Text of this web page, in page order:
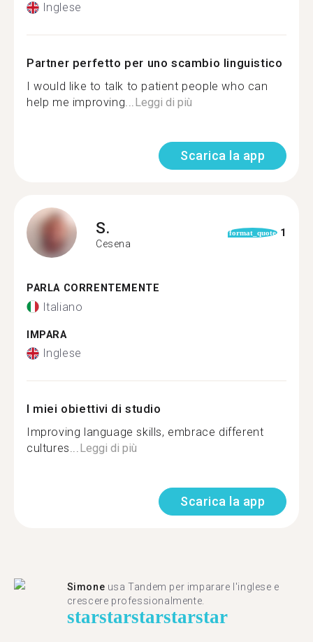
Inglese
Partner perfetto per uno scambio linguistico
I would like to talk to patient people who can
help me improving...Leggi di più
Scarica la app
S.
Cesena
format_quote 1
PARLA CORRENTEMENTE
Italiano
IMPARA
Inglese
I miei obiettivi di studio
Improving language skills, embrace different
cultures...Leggi di più
Scarica la app
Simone usa Tandem per imparare l'inglese e
crescere professionalmente.
starstarstarstarstar